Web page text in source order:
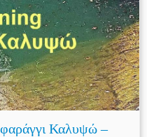
Καλυψώ –